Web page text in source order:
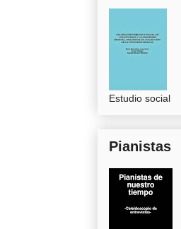
Estudio social
Pianistas